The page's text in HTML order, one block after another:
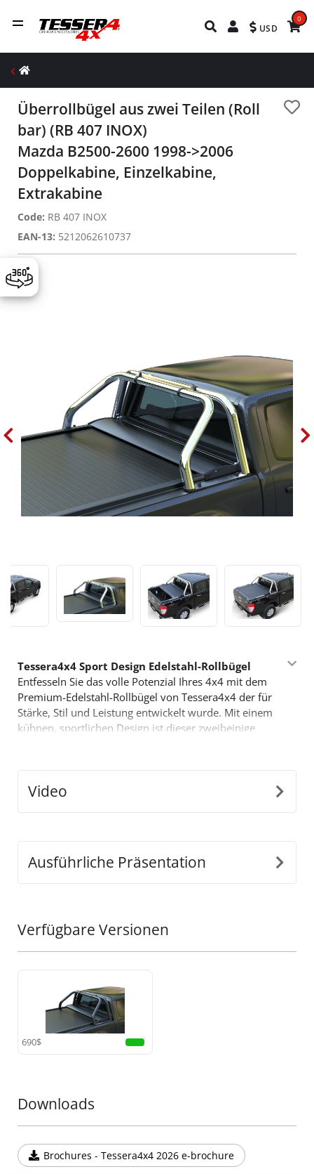
USD
0
Überrollbügel aus zwei Teilen (Roll
bar) (RB 407 INOX)
Mazda B2500-2600 1998->2006
Doppelkabine, Einzelkabine,
Extrakabine
Code: RB 407 INOX
EAN-13: 5212062610737
Tessera4x4 Sport Design Edelstahl-Rollbügel
Entfesseln Sie das volle Potenzial Ihres 4x4 mit dem
Premium-Edelstahl-Rollbügel von Tessera4x4 der für
Stärke, Stil und Leistung entwickelt wurde. Mit einem
kühnen, sportlichen Design ist dieser zweibeinige
Robuste Edelstahlkonstruktion:
Präzise Anpassungsfähigkeit:Unser innovatives,
Lasten zu tragen; die Beine sind zu einem einzigen
Stück verschmolzen, was unvergleichliche Stärke und
Ausgestattet mit einer maßgeschneiderten
Edelstahlplatte, die zusätzliche Beleuchtung unterstützt
und eine verbesserte Sichtbarkeit bei jedem Abenteuer
sicherstellt.
außergewöhnliches Stück aus der Tessera4x4-Serie,
die für hochwertige, langlebige und robuste 4x4-
Video
Ausführliche Präsentation
Verfügbare Versionen
690$
Downloads
Brochures - Tessera4x4 2026 e-brochure